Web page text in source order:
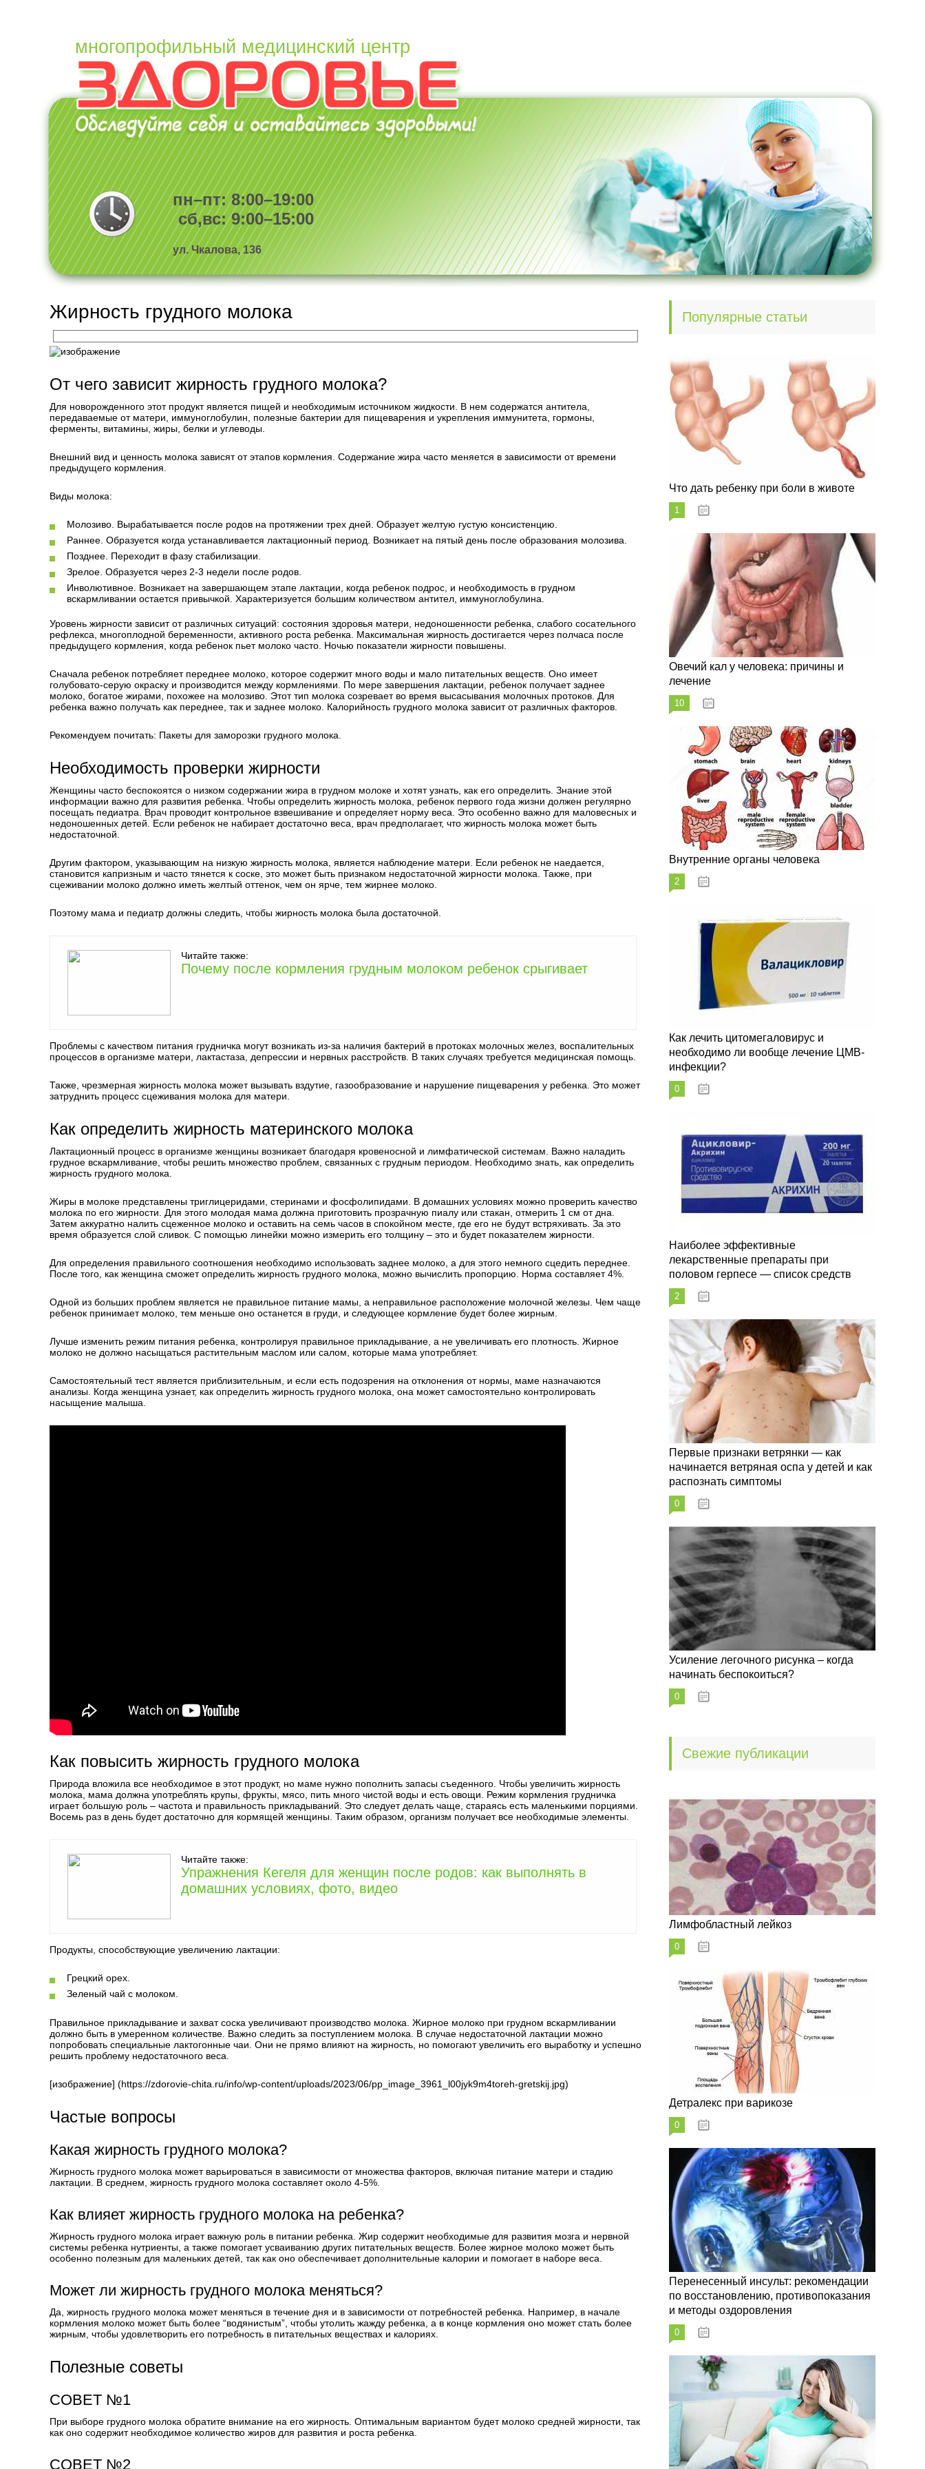
многопрофильный медицинский центр
пн–пт: 8:00–19:00
сб,вс: 9:00–15:00
ул. Чкалова, 136
Жирность грудного молока
От чего зависит жирность грудного молока?
Для новорожденного этот продукт является пищей и необходимым источником жидкости. В нем содержатся антитела,
передаваемые от матери, иммуноглобулин, полезные бактерии для пищеварения и укрепления иммунитета, гормоны,
ферменты, витамины, жиры, белки и углеводы.
Внешний вид и ценность молока зависят от этапов кормления. Содержание жира часто меняется в зависимости от времени
предыдущего кормления.
Виды молока:
Молозиво. Вырабатывается после родов на протяжении трех дней. Образует желтую густую консистенцию.
Раннее. Образуется когда устанавливается лактационный период. Возникает на пятый день после образования молозива.
Позднее. Переходит в фазу стабилизации.
Зрелое. Образуется через 2-3 недели после родов.
Инволютивное. Возникает на завершающем этапе лактации, когда ребенок подрос, и необходимость в грудном
вскармливании остается привычкой. Характеризуется большим количеством антител, иммуноглобулина.
Уровень жирности зависит от различных ситуаций: состояния здоровья матери, недоношенности ребенка, слабого сосательного
рефлекса, многоплодной беременности, активного роста ребенка. Максимальная жирность достигается через полчаса после
предыдущего кормления, когда ребенок пьет молоко часто. Ночью показатели жирности повышены.
Сначала ребенок потребляет переднее молоко, которое содержит много воды и мало питательных веществ. Оно имеет
голубовато-серую окраску и производится между кормлениями. По мере завершения лактации, ребенок получает заднее
молоко, богатое жирами, похожее на молозиво. Этот тип молока созревает во время высасывания молочных протоков. Для
ребенка важно получать как переднее, так и заднее молоко. Калорийность грудного молока зависит от различных факторов.
Рекомендуем почитать: Пакеты для заморозки грудного молока.
Необходимость проверки жирности
Женщины часто беспокоятся о низком содержании жира в грудном молоке и хотят узнать, как его определить. Знание этой
информации важно для развития ребенка. Чтобы определить жирность молока, ребенок первого года жизни должен регулярно
посещать педиатра. Врач проводит контрольное взвешивание и определяет норму веса. Это особенно важно для маловесных и
недоношенных детей. Если ребенок не набирает достаточно веса, врач предполагает, что жирность молока может быть
недостаточной.
Другим фактором, указывающим на низкую жирность молока, является наблюдение матери. Если ребенок не наедается,
становится капризным и часто тянется к соске, это может быть признаком недостаточной жирности молока. Также, при
сцеживании молоко должно иметь желтый оттенок, чем он ярче, тем жирнее молоко.
Поэтому мама и педиатр должны следить, чтобы жирность молока была достаточной.
Читайте также:
Почему после кормления грудным молоком ребенок срыгивает
Проблемы с качеством питания грудничка могут возникать из-за наличия бактерий в протоках молочных желез, воспалительных
процессов в организме матери, лактастаза, депрессии и нервных расстройств. В таких случаях требуется медицинская помощь.
Также, чрезмерная жирность молока может вызывать вздутие, газообразование и нарушение пищеварения у ребенка. Это может
затруднить процесс сцеживания молока для матери.
Как определить жирность материнского молока
Лактационный процесс в организме женщины возникает благодаря кровеносной и лимфатической системам. Важно наладить
грудное вскармливание, чтобы решить множество проблем, связанных с грудным периодом. Необходимо знать, как определить
жирность грудного молока.
Жиры в молоке представлены триглицеридами, стеринами и фосфолипидами. В домашних условиях можно проверить качество
молока по его жирности. Для этого молодая мама должна приготовить прозрачную пиалу или стакан, отмерить 1 см от дна.
Затем аккуратно налить сцеженное молоко и оставить на семь часов в спокойном месте, где его не будут встряхивать. За это
время образуется слой сливок. С помощью линейки можно измерить его толщину – это и будет показателем жирности.
Для определения правильного соотношения необходимо использовать заднее молоко, а для этого немного сцедить переднее.
После того, как женщина сможет определить жирность грудного молока, можно вычислить пропорцию. Норма составляет 4%.
Одной из больших проблем является не правильное питание мамы, а неправильное расположение молочной железы. Чем чаще
ребенок принимает молоко, тем меньше оно останется в груди, и следующее кормление будет более жирным.
Лучше изменить режим питания ребенка, контролируя правильное прикладывание, а не увеличивать его плотность. Жирное
молоко не должно насыщаться растительным маслом или салом, которые мама употребляет.
Самостоятельный тест является приблизительным, и если есть подозрения на отклонения от нормы, маме назначаются
анализы. Когда женщина узнает, как определить жирность грудного молока, она может самостоятельно контролировать
насыщение малыша.
Как повысить жирность грудного молока
Природа вложила все необходимое в этот продукт, но маме нужно пополнить запасы съеденного. Чтобы увеличить жирность
молока, мама должна употреблять крупы, фрукты, мясо, пить много чистой воды и есть овощи. Режим кормления грудничка
играет большую роль – частота и правильность прикладываний. Это следует делать чаще, стараясь есть маленькими порциями.
Восемь раз в день будет достаточно для кормящей женщины. Таким образом, организм получает все необходимые элементы.
Читайте также:
Упражнения Кегеля для женщин после родов: как выполнять в
домашних условиях, фото, видео
Продукты, способствующие увеличению лактации:
Грецкий орех.
Зеленый чай с молоком.
Правильное прикладывание и захват соска увеличивают производство молока. Жирное молоко при грудном вскармливании
должно быть в умеренном количестве. Важно следить за поступлением молока. В случае недостаточной лактации можно
попробовать специальные лактогонные чаи. Они не прямо влияют на жирность, но помогают увеличить его выработку и успешно
решить проблему недостаточного веса.
[изображение] (https://zdorovie-chita.ru/info/wp-content/uploads/2023/06/pp_image_3961_l00jyk9m4toreh-gretskij.jpg)
Частые вопросы
Какая жирность грудного молока?
Жирность грудного молока может варьироваться в зависимости от множества факторов, включая питание матери и стадию
лактации. В среднем, жирность грудного молока составляет около 4-5%.
Как влияет жирность грудного молока на ребенка?
Жирность грудного молока играет важную роль в питании ребенка. Жир содержит необходимые для развития мозга и нервной
системы ребенка нутриенты, а также помогает усваиванию других питательных веществ. Более жирное молоко может быть
особенно полезным для маленьких детей, так как оно обеспечивает дополнительные калории и помогает в наборе веса.
Может ли жирность грудного молока меняться?
Да, жирность грудного молока может меняться в течение дня и в зависимости от потребностей ребенка. Например, в начале
кормления молоко может быть более “водянистым”, чтобы утолить жажду ребенка, а в конце кормления оно может стать более
жирным, чтобы удовлетворить его потребность в питательных веществах и калориях.
Полезные советы
СОВЕТ №1
При выборе грудного молока обратите внимание на его жирность. Оптимальным вариантом будет молоко средней жирности, так
как оно содержит необходимое количество жиров для развития и роста ребенка.
СОВЕТ №2
Популярные статьи
Что дать ребенку при боли в животе
1
Овечий кал у человека: причины и
лечение
10
Внутренние органы человека
2
Как лечить цитомегаловирус и
необходимо ли вообще лечение ЦМВ-
инфекции?
0
Наиболее эффективные
лекарственные препараты при
половом герпесе — список средств
2
Первые признаки ветрянки — как
начинается ветряная оспа у детей и как
распознать симптомы
0
Усиление легочного рисунка – когда
начинать беспокоиться?
0
Свежие публикации
Лимфобластный лейкоз
0
Детралекс при варикозе
0
Перенесенный инсульт: рекомендации
по восстановлению, противопоказания
и методы оздоровления
0